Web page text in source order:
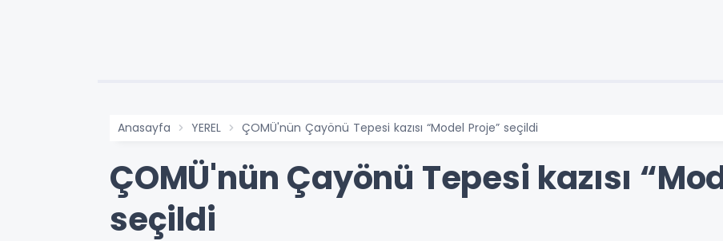
Anasayfa YEREL ÇOMÜ'nün Çayönü Tepesi kazısı “Model Proje” seçildi
ÇOMÜ'nün Çayönü Tepesi kazısı
seçildi